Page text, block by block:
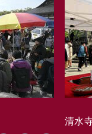
清水